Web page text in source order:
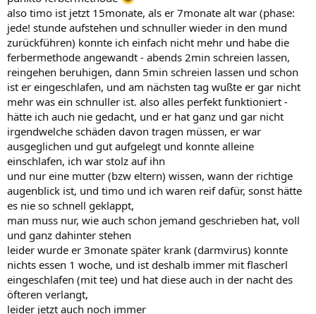
also timo ist jetzt 15monate, als er 7monate alt war (phase:
jede! stunde aufstehen und schnuller wieder in den mund
zurückführen) konnte ich einfach nicht mehr und habe die
ferbermethode angewandt - abends 2min schreien lassen,
reingehen beruhigen, dann 5min schreien lassen und schon
ist er eingeschlafen, und am nächsten tag wußte er gar nicht
mehr was ein schnuller ist. also alles perfekt funktioniert -
hätte ich auch nie gedacht, und er hat ganz und gar nicht
irgendwelche schäden davon tragen müssen, er war
ausgeglichen und gut aufgelegt und konnte alleine
einschlafen, ich war stolz auf ihn
und nur eine mutter (bzw eltern) wissen, wann der richtige
augenblick ist, und timo und ich waren reif dafür, sonst hätte
es nie so schnell geklappt,
man muss nur, wie auch schon jemand geschrieben hat, voll
und ganz dahinter stehen
leider wurde er 3monate später krank (darmvirus) konnte
nichts essen 1 woche, und ist deshalb immer mit flascherl
eingeschlafen (mit tee) und hat diese auch in der nacht des
öfteren verlangt,
leider jetzt auch noch immer